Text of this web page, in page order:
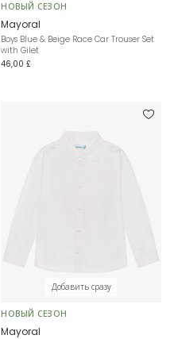
НОВЫЙ СЕЗОН
Mayoral
Boys Blue & Beige Race Car Trouser Set
with Gilet
46,00 £
Добавить сразу
НОВЫЙ СЕЗОН
Mayoral